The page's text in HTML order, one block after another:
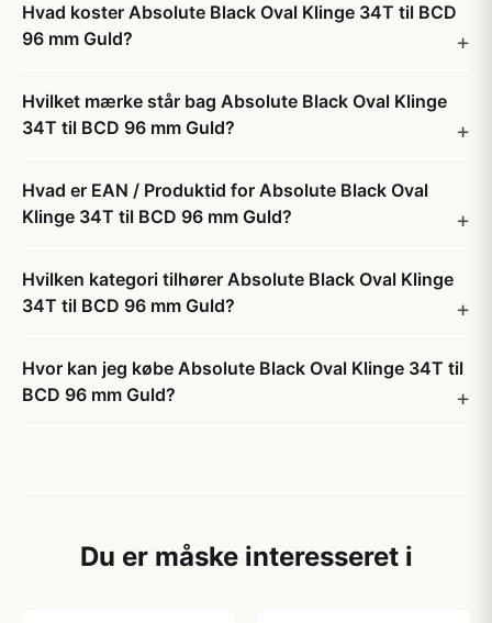
Hvad koster Absolute Black Oval Klinge 34T til BCD
96 mm Guld?
Hvilket mærke står bag Absolute Black Oval Klinge
34T til BCD 96 mm Guld?
Hvad er EAN / Produktid for Absolute Black Oval
Klinge 34T til BCD 96 mm Guld?
Hvilken kategori tilhører Absolute Black Oval Klinge
34T til BCD 96 mm Guld?
Hvor kan jeg købe Absolute Black Oval Klinge 34T til
BCD 96 mm Guld?
Du er måske interesseret i